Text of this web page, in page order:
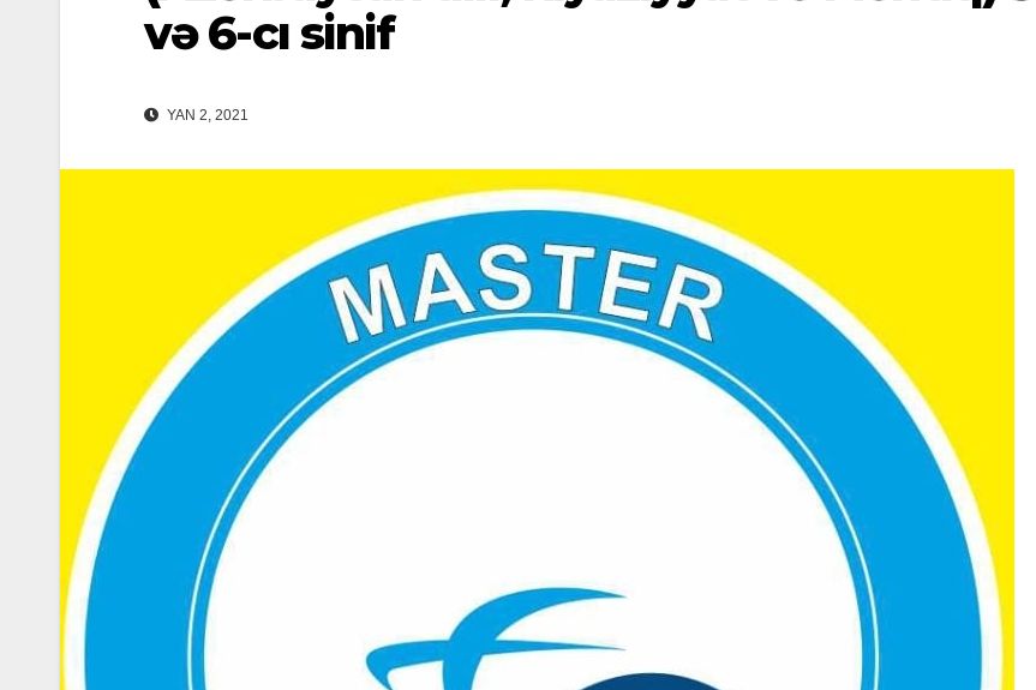
və 6-cı sinif
YAN 2, 2021